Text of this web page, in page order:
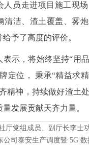
人员走进项目施工现
清洁、渣土覆盖、雾
予了高度的评价。
表示，将始终坚持“用
定位， 秉承“精益求
精神，持续做好渣土
发展贡献天齐力量。
厅党组成员、副厅长李士
公司泰安生产调度暨 5G 数